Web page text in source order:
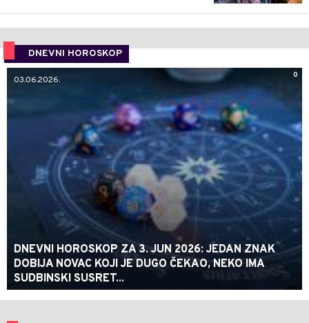
DNEVNI HOROSKOP
0
03.06.2026.
DNEVNI HOROSKOP ZA 3. JUN 2026: JEDAN ZNAK
DOBIJA NOVAC KOJI JE DUGO ČEKAO, NEKO IMA
SUDBINSKI SUSRET...